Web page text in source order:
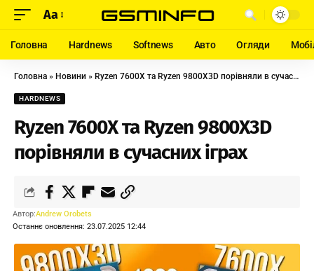
Aa
Головна Hardnews Softnews Авто Огляди
Головна » Новини » Ryzen 7600X та Ryzen 9800X3D порівняли в сучасних іграх
HARDNEWS
Ryzen 7600X та Ryzen 9800X3D
порівняли в сучасних іграх
Останнє оновлення: 23.07.2025 12:44
Автор:Andrew Orobets